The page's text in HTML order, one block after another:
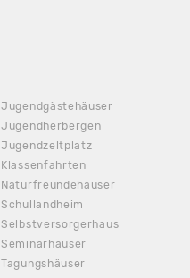
Jugendgästehäuser
Jugendherbergen
Jugendzeltplatz
Klassenfahrten
Naturfreundehäuser
Schullandheim
Selbstversorgerhaus
Seminarhäuser
Tagungshäuser